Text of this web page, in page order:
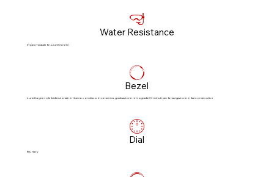
Water Resistance
Impermeabile fino a 200 metri
Bezel
Lunetta girevole bidirezionale in titanio con disco in ceramica, graduazione retrograda 60 minuti per la navigazione in fasi consecutive
Dial
Blu navy